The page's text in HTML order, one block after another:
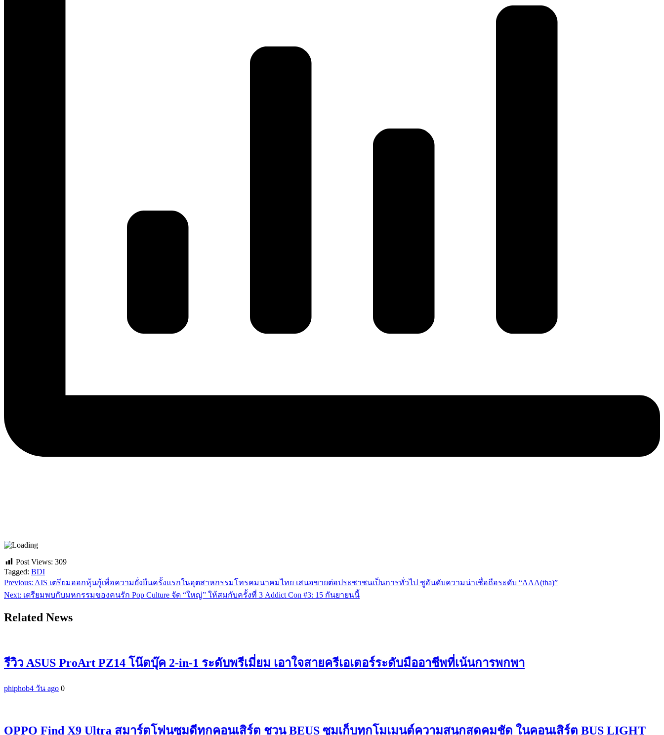
Post Views: 309
Tagged: BDI
แนะแนว
Previous: AIS เตรียมออกหุ้นกู้เพื่อความยั่งยืนครั้งแรกในอุตสาหกรรมโทรคมนาคมไทย เสนอขายต่อประชาชนเป็นการทั่วไป ชูอันดับความน่าเชื่อถือระดับ “AAA(tha)”
Next: เตรียมพบกับมหกรรมของคนรัก Pop Culture จัด “ใหญ่” ให้สมกับครั้งที่ 3 Addict Con #3: 15 กันยายนนี้
Related News
รีวิว ASUS ProArt PZ14 โน๊ตบุ๊ค 2-in-1 ระดับพรีเมี่ยม เอาใจสายครีเอเตอร์ระดับมืออาชีพที่เน้นการพกพา
phiphob4 วัน ago 0
OPPO Find X9 Ultra สมาร์ตโฟนซูมดีทุกคอนเสิร์ต ชวน BEUS ซูมเก็บทุกโมเมนต์ความสนุกสุดคมชัด ในคอนเสิร์ต BUS LIGHT